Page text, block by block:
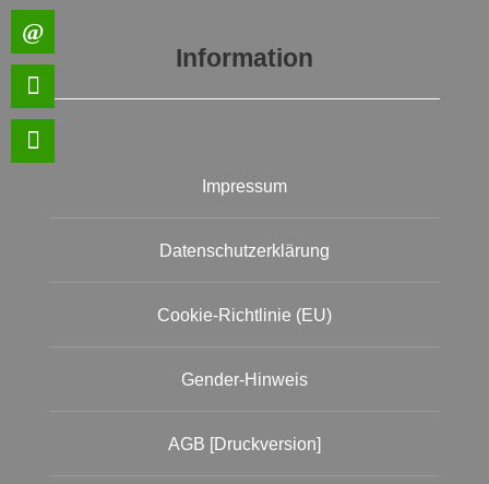
Information
Impressum
Datenschutzerklärung
Cookie-Richtlinie (EU)
Gender-Hinweis
AGB [Druckversion]